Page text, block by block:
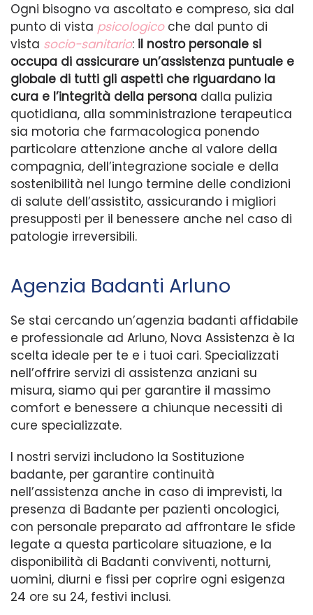
Ogni bisogno va ascoltato e compreso, sia dal
punto di vista psicologicoche dal punto di
vista socio-sanitario: il nostro personale si
occupa di assicurare un’assistenza puntuale e
globale di tutti gli aspetti che riguardano la
cura e l’integrità della persona dalla pulizia
quotidiana, alla somministrazione terapeutica
sia motoria che farmacologica ponendo
particolare attenzione anche al valore della
compagnia, dell’integrazione sociale e della
sostenibilità nel lungo termine delle condizioni
di salute dell’assistito, assicurando i migliori
presupposti per il benessere anche nel caso di
patologie irreversibili.
Agenzia Badanti Arluno
Se stai cercando un’agenzia badanti affidabile
e professionale ad Arluno, Nova Assistenza è la
scelta ideale per te e i tuoi cari. Specializzati
nell’offrire servizi di assistenza anziani su
misura, siamo qui per garantire il massimo
comfort e benessere a chiunque necessiti di
cure specializzate.
I nostri servizi includono la Sostituzione
badante, per garantire continuità
nell’assistenza anche in caso di imprevisti, la
presenza di Badante per pazienti oncologici,
con personale preparato ad affrontare le sfide
legate a questa particolare situazione, e la
disponibilità di Badanti conviventi, notturni,
uomini, diurni e fissi per coprire ogni esigenza
24 ore su 24, festivi inclusi.